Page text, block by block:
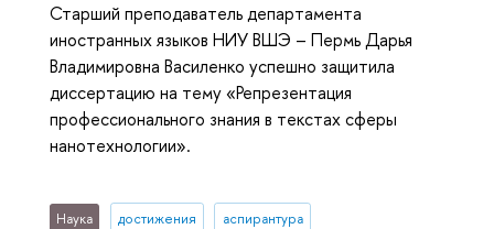
Старший преподаватель департамента
иностранных языков НИУ ВШЭ – Пермь Дарья
Владимировна Василенко успешно защитила
диссертацию на тему «Репрезентация
профессионального знания в текстах сферы
нанотехнологии».
Наука достижения аспирантура